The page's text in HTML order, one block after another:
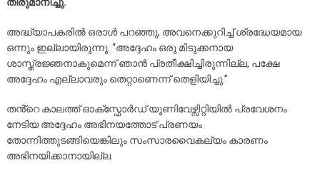
അദ്ധ്യാപകരിൽ ഒരാൾ പറഞ്ഞു, അവനെക്കുറിച്ച് ശ്രദ്ധേയമായ
ഒന്നും ഇല്ലായിരുന്നു. “അദ്ദേഹം ഒരു മിടുക്കനായ
ശാസ്ത്രജ്ഞനാകുമെന്ന് ഞാൻ പ്രതീക്ഷിച്ചിരുന്നില്ല, പക്ഷേ
അദ്ദേഹം എല്ലാവരും തെറ്റാണെന്ന് തെളിയിച്ചു.”
തൻ്റെ കാലത്ത് ഓക്സ്ഫോർഡ് യൂണിവേഴ്സിറ്റിയിൽ പ്രവേശനം
നേടിയ അദ്ദേഹം അഭിനയത്തോട് പ്രണയം
തോന്നിത്തുടങ്ങിയെങ്കിലും സംസാരവൈകല്യം കാരണം
അഭിനയിക്കാനായില്ല.